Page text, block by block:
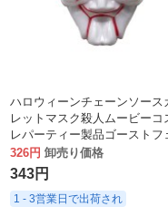
ハロウィーンチェーンソース
レットマスク殺人ムービーコ
レパーティー製品ゴーストフ
ティバルプロップル
326円 卸売り価格
343円
1 - 3営業日で出荷され